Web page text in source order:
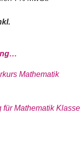
Mathematik
für Mathematik Klasse